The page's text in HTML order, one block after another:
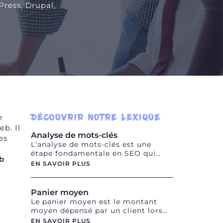
Drupal,
Il
DÉCOUVRIR NOTRE LEXIQUE
Analyse de mots-clés
L'analyse de mots-clés est une
étape fondamentale en SEO qui
consiste à identifier et à évaluer les
recherche les plus pertinents pour
un site web donné. Cette analyse
implique de comprendre les termes
de recherche utilisés par les
utilisateurs dans les moteurs de
EN SAVOIR PLUS
Panier moyen
Le panier moyen est le montant
moyen dépensé par un client lors
d'une transaction en ligne.
EN SAVOIR PLUS